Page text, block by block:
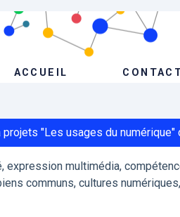
ACCUEIL
projets "Les usages du numérique"
expression multimédia,
communs, cultures